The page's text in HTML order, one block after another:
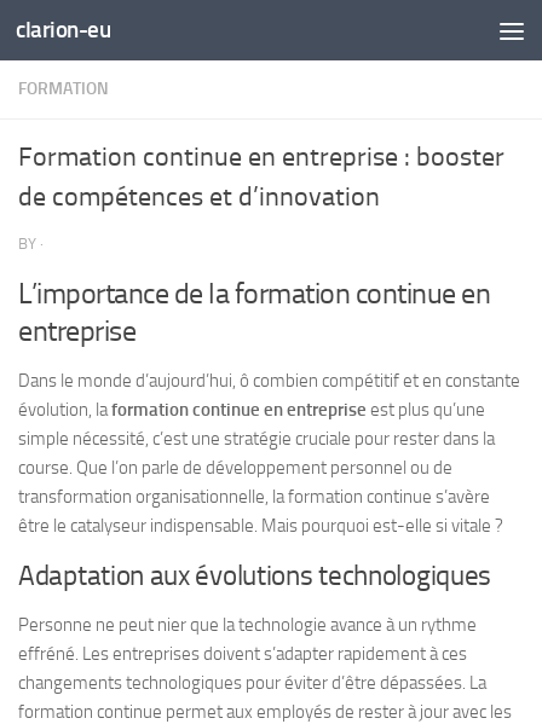
Skip to content
clarion-eu
FORMATION
Formation continue en entreprise : booster
de compétences et d’innovation
BY ·
L’importance de la formation continue en
entreprise
Dans le monde d’aujourd’hui, ô combien compétitif et en constante
évolution, laformation continue en entreprise est plus qu’une
simple nécessité, c’est une stratégie cruciale pour rester dans la
course. Que l’on parle de développement personnel ou de
transformation organisationnelle, la formation continue s’avère
être le catalyseur indispensable. Mais pourquoi est-elle si vitale ?
Adaptation aux évolutions technologiques
Personne ne peut nier que la technologie avance à un rythme
effréné. Les entreprises doivent s’adapter rapidement à ces
changements technologiques pour éviter d’être dépassées. La
formation continue permet aux employés de rester à jour avec les